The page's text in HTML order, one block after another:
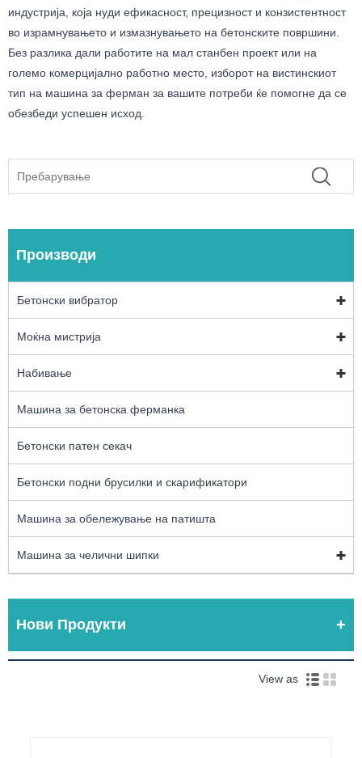
индустрија, која нуди ефикасност, прецизност и конзистентност
во израмнувањето и измазнувањето на бетонските површини.
Без разлика дали работите на мал станбен проект или на
големо комерцијално работно место, изборот на вистинскиот
тип на машина за ферман за вашите потреби ќе помогне да се
обезбеди успешен исход.
Производи
Бетонски вибратор
Моќна мистрија
Набивање
Машина за бетонска ферманка
Бетонски патен секач
Бетонски подни брусилки и скарификатори
Машина за обележување на патишта
Машина за челични шипки
Нови Продукти
View as